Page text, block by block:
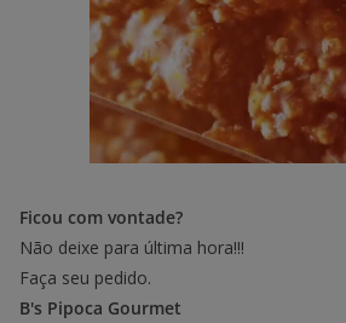
Ficou com vontade?
Não deixe para última hora!!!
Faça seu pedido.
B's Pipoca Gourmet